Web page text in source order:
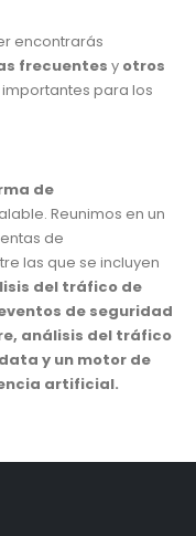
encontrarás
frecuentes y otros
para los
de
Reunimos en un
de
las que se incluyen
del tráfico de
de seguridad
análisis del tráfico
y un motor de
artificial.